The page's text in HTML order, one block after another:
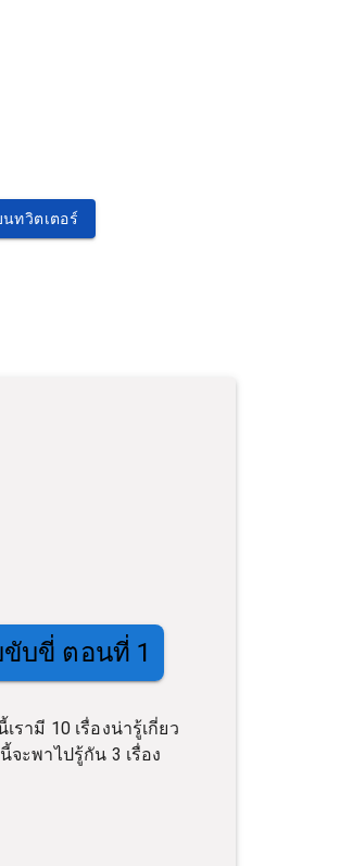
ทวิตเตอร์
ขับขี่ ตอนที่ 1
ามี 10 เรื่องน่ารู้เกี่ยว
ะพาไปรู้กัน 3 เรื่อง